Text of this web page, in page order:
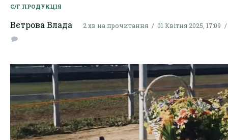
С/Г ПРОДУКЦІЯ
Вєтрова Влада 2 хв на прочитання 01 Квітня 2025, 17:09